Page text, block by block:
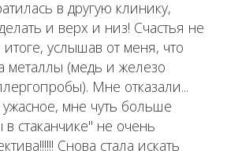
в другую клинику,
и верх и низ! Счастья не
услышав от меня, что
металлы (медь и железо
Мне отказали...
мне чуть больше
стаканчике" не очень
Снова стала искать